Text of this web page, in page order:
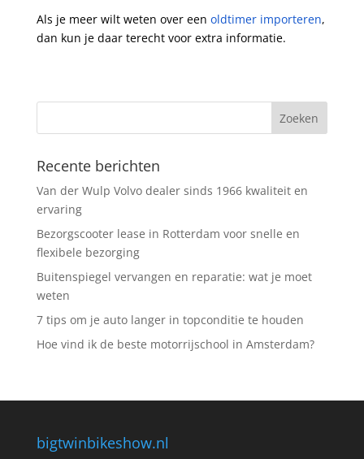
Als je meer wilt weten over een oldtimer importeren,
dan kun je daar terecht voor extra informatie.
Recente berichten
Van der Wulp Volvo dealer sinds 1966 kwaliteit en
ervaring
Bezorgscooter lease in Rotterdam voor snelle en
flexibele bezorging
Buitenspiegel vervangen en reparatie: wat je moet
weten
7 tips om je auto langer in topconditie te houden
Hoe vind ik de beste motorrijschool in Amsterdam?
bigtwinbikeshow.nl